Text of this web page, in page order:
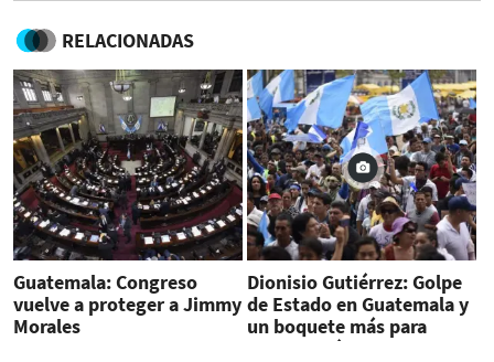
RELACIONADAS
Guatemala: Congreso
vuelve a proteger a Jimmy
Morales
Dionisio Gutiérrez: Golpe
de Estado en Guatemala y
un boquete más para
Centroamérica